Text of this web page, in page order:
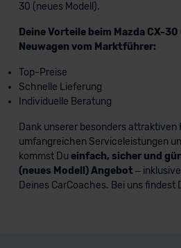
30 (neues Modell).
Deine Vorteile beim Mazda CX-
Neuwagen vom Marktführer:
Top-Preise
Schnelle Lieferung
Individuelle Beratung
Dank unserer besonders attraktiven
umfangreichen Serviceleistungen
kommst Du einfach, sicher und
(neues Modell) Angebot –
Deines CarCoaches. Bei uns findest